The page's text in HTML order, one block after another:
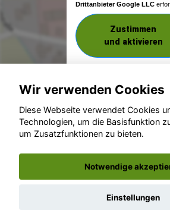
Drittanbieter Google LLC
Zustimmen
und aktivieren
© konjunkturmotor.de GmbH
Wir verwenden Cookies
Diese Webseite verwendet Cookies
Technologien, um die Basisfunktion
um Zusatzfunktionen zu bieten.
Notwendige
Einstellungen